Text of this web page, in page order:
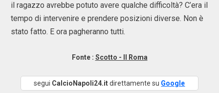
il ragazzo avrebbe potuto avere qualche difficoltà? C’era il
tempo di intervenire e prendere posizioni diverse. Non è
stato fatto. E ora pagheranno tutti.
Fonte : Scotto - Il Roma
segui CalcioNapoli24.itdirettamente su Google